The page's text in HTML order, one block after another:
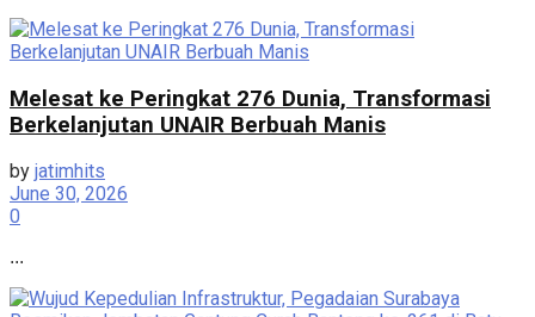
Melesat ke Peringkat 276 Dunia, Transformasi
Berkelanjutan UNAIR Berbuah Manis
by jatimhits
June 30, 2026
0
...